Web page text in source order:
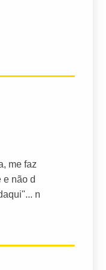
me faz
e não d
n